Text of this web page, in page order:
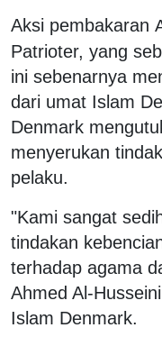
Aksi pembakaran
Patrioter, yang
ini sebenarnya
dari umat Islam
Denmark
menyerukan
pelaku.
"Kami sangat
tindakan
terhadap agama
Ahmed Al-
Islam Denmark.